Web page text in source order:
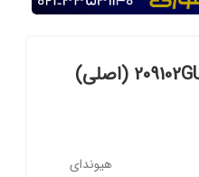
هیوندای